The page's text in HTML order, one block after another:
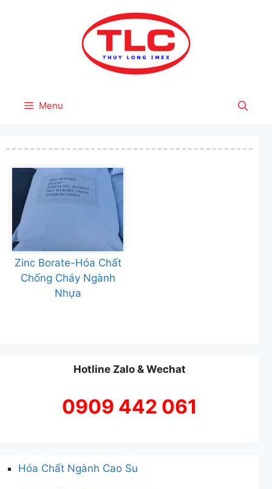
Menu
Zinc Borate-Hóa Chất
Chống Cháy Ngành
Nhựa
Hotline Zalo & Wechat
0909 442 061
Hóa Chất Ngành Cao Su